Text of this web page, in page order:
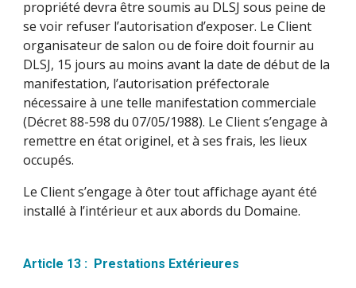
propriété devra être soumis au DLSJ sous peine de
se voir refuser l’autorisation d’exposer. Le Client
organisateur de salon ou de foire doit fournir au
DLSJ, 15 jours au moins avant la date de début de la
manifestation, l’autorisation préfectorale
nécessaire à une telle manifestation commerciale
(Décret 88-598 du 07/05/1988). Le Client s’engage à
remettre en état originel, et à ses frais, les lieux
occupés.
Le Client s’engage à ôter tout affichage ayant été
installé à l’intérieur et aux abords du Domaine.
Article 13 : Prestations Extérieures